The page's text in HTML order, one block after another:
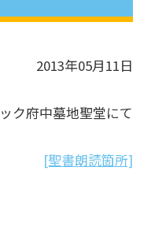
2013年05月11日
ク府中墓地聖堂にて
[聖書朗読箇所]